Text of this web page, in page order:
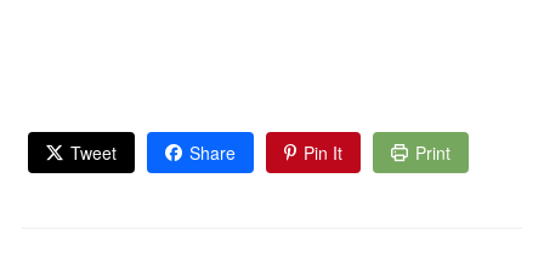
Tweet Share Pin It Print